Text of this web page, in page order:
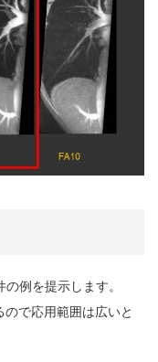
例を提示します。
で応用範囲は広いと